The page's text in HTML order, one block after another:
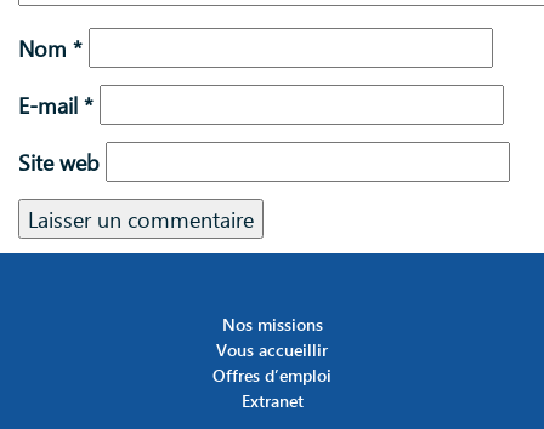
Nom *
E-mail *
Site web
Nos missions
Vous accueillir
Offres d’emploi
Extranet